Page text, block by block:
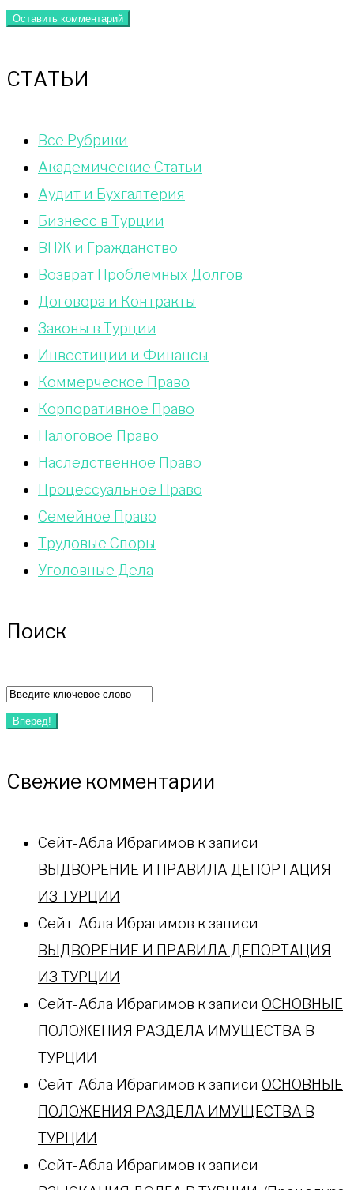
СТАТЬИ
Bce Pyбрики
Академические Статьи
Аудит и Бухгалтерия
Бизнесс в Турции
ВНЖ и Гражданство
Возврат Проблемных Долгов
Договора и Контракты
Законы в Турции
Инвестиции и Финансы
Коммерческое Право
Корпоративное Право
Налоговое Право
Наследственное Право
Процессуальное Право
Сeмейное Право
Трудовые Споры
Уголовные Дела
Поиск
Искать:
Вперед!
Свежие комментарии
Сейт-Абла Ибрагимов к записи
ВЫДВОРЕНИЕ И ПРАВИЛА ДЕПОРТАЦИЯ
ИЗ ТУРЦИИ
Сейт-Абла Ибрагимов к записи
ВЫДВОРЕНИЕ И ПРАВИЛА ДЕПОРТАЦИЯ
ИЗ ТУРЦИИ
Сейт-Абла Ибрагимов к записи ОСНОВНЫЕ
ПОЛОЖЕНИЯ РАЗДЕЛА ИМУЩЕСТВА В
ТУРЦИИ
Сейт-Абла Ибрагимов к записи ОСНОВНЫЕ
ПОЛОЖЕНИЯ РАЗДЕЛА ИМУЩЕСТВА В
ТУРЦИИ
Сейт-Абла Ибрагимов к записи